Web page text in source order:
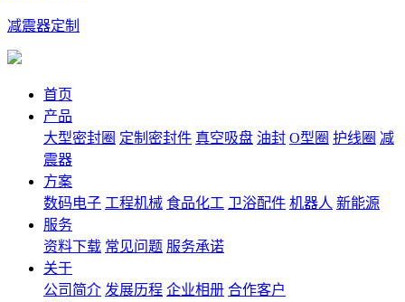
减震器定制
首页
产品
大型密封圈 定制密封件 真空吸盘 油封 O型圈 护线圈 减
震器
方案
数码电子 工程机械 食品化工 卫浴配件 机器人 新能源
服务
资料下载 常见问题 服务承诺
关于
公司简介 发展历程 企业相册 合作客户